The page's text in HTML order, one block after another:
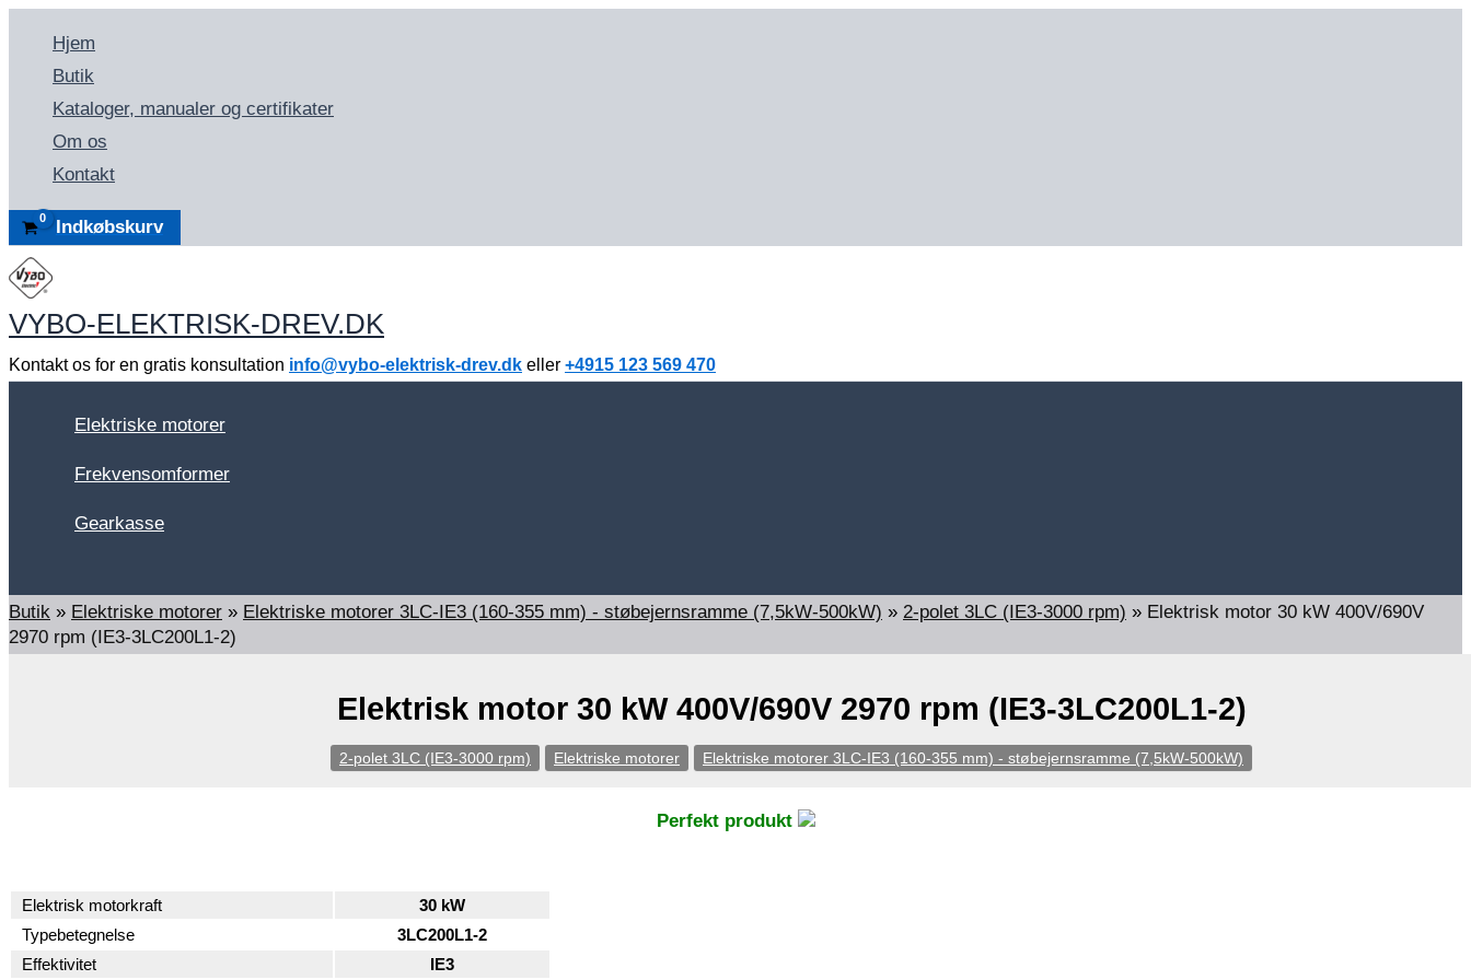
indholdet
Hjem
Butik
Kataloger, manualer og certifikater
Om os
Kontakt
Indkøbskurv
VYBO-ELEKTRISK-DREV.DK
Kontakt os for en gratis konsultation info@vybo-elektrisk-drev.dk eller +4915 123 569 470
Elektriske motorer
Frekvensomformer
Gearkasse
Butik » Elektriske motorer » Elektriske motorer 3LC-IE3 (160-355 mm) - støbejernsramme (7,5kW-500kW) » 2-polet 3LC (IE3-3000 rpm) » Elektrisk motor 30 kW 400V/690V
2970 rpm (IE3-3LC200L1-2)
Elektrisk motor 30 kW 400V/690V 2970 rpm (IE3-3LC200L1-2)
2-polet 3LC (IE3-3000 rpm) Elektriske motorer Elektriske motorer 3LC-IE3 (160-355 mm) - støbejernsramme (7,5kW-500kW)
Perfekt produkt
Elektrisk motorkraft
30 kW
Typebetegnelse
3LC200L1-2
Effektivitet
IE3